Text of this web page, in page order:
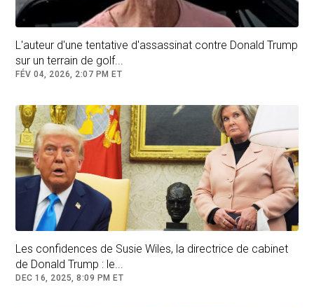
sérieux?
À tout le moins, ces provocations répétées ont
eu pour effet de placer les intimidés sur la
défensive. Est-ce donc plutôt une stratégie de
pour mieux régner dans le monde chaotique
qu’il planifie créer?
Notre correspondant à
Washington Frédéric Arnould nous éclaire.
L'auteur d'une tentative d'assassinat contre Donald Trump
sur un terrain de golf...
FÉV 04, 2026, 2:07 PM ET
Les confidences de Susie Wiles, la directrice de cabinet
de Donald Trump : le...
DEC 16, 2025, 8:09 PM ET